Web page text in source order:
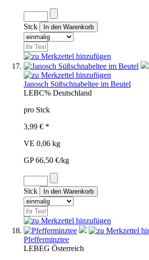
Stck
Janosch Süßschnabeltee im Beutel
LEBC% Deutschland
pro Stck
3,99 € *
VE 0,06 kg
GP 66,50 €/kg
Stck
Pfefferminztee
LEBEG Österreich